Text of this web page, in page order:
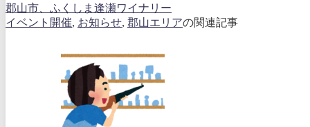
郡山市、ふくしま逢瀬ワイナリー
イベント開催, お知らせ, 郡山エリアの関連記事